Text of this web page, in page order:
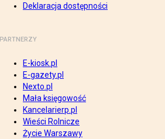
Deklaracja dostępności
PARTNERZY
E-kiosk.pl
E-gazety.pl
Nexto.pl
Mała księgowość
Kancelarierp.pl
Wieści Rolnicze
Życie Warszawy